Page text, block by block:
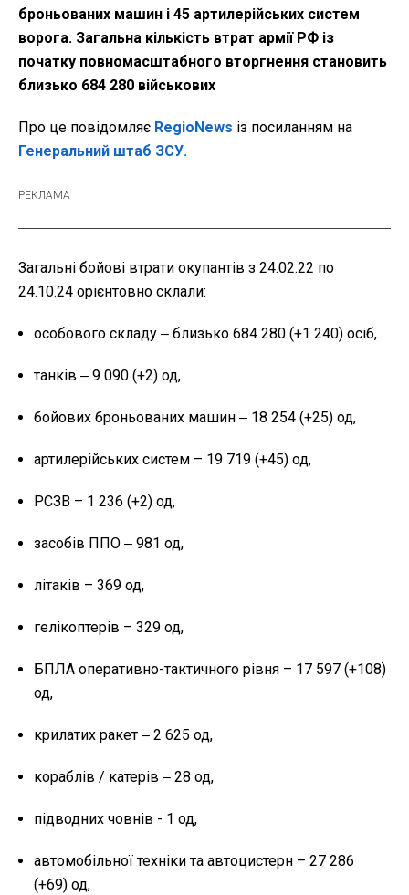
броньованих машин і 45 артилерійських систем
ворога. Загальна кількість втрат армії РФ із
початку повномасштабного вторгнення становить
близько 684 280 військових
Про це повідомляє RegioNews із посиланням на
Генеральний штаб ЗСУ.
Загальні бойові втрати окупантів з 24.02.22 по
24.10.24 орієнтовно склали:
особового складу ‒ близько 684 280 (+1 240) осіб,
танків ‒ 9 090 (+2) од,
бойових броньованих машин ‒ 18 254 (+25) од,
артилерійських систем – 19 719 (+45) од,
РСЗВ – 1 236 (+2) од,
засобів ППО ‒ 981 од,
літаків – 369 од,
гелікоптерів – 329 од,
БПЛА оперативно-тактичного рівня – 17 597 (+108)
од,
крилатих ракет ‒ 2 625 од,
кораблів / катерів ‒ 28 од,
підводних човнів - 1 од,
автомобільної техніки та автоцистерн – 27 286
(+69) од,